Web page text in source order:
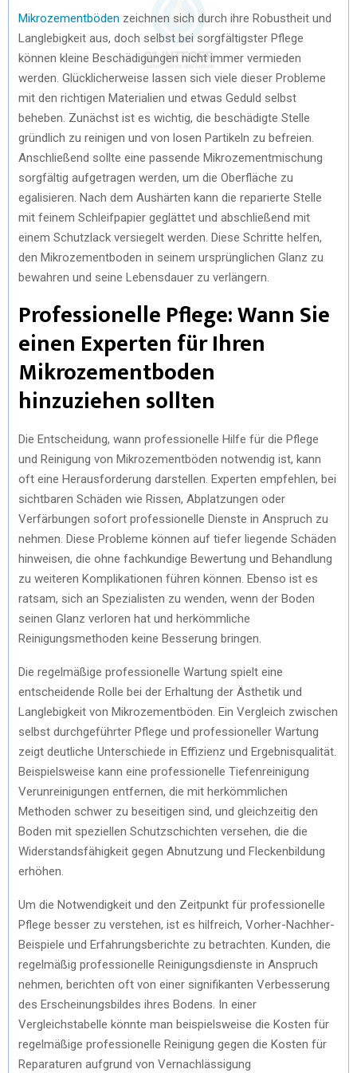
Mikrozementböden zeichnen sich durch ihre Robustheit und
Langlebigkeit aus, doch selbst bei sorgfältigster Pflege
können kleine Beschädigungen nicht immer vermieden
werden. Glücklicherweise lassen sich viele dieser Probleme
mit den richtigen Materialien und etwas Geduld selbst
beheben. Zunächst ist es wichtig, die beschädigte Stelle
gründlich zu reinigen und von losen Partikeln zu befreien.
Anschließend sollte eine passende Mikrozementmischung
sorgfältig aufgetragen werden, um die Oberfläche zu
egalisieren. Nach dem Aushärten kann die reparierte Stelle
mit feinem Schleifpapier geglättet und abschließend mit
einem Schutzlack versiegelt werden. Diese Schritte helfen,
den Mikrozementboden in seinem ursprünglichen Glanz zu
bewahren und seine Lebensdauer zu verlängern.
Professionelle Pflege: Wann Sie
einen Experten für Ihren
Mikrozementboden
hinzuziehen sollten
Die Entscheidung, wann professionelle Hilfe für die Pflege
und Reinigung von Mikrozementböden notwendig ist, kann
oft eine Herausforderung darstellen. Experten empfehlen, bei
sichtbaren Schäden wie Rissen, Abplatzungen oder
Verfärbungen sofort professionelle Dienste in Anspruch zu
nehmen. Diese Probleme können auf tiefer liegende Schäden
hinweisen, die ohne fachkundige Bewertung und Behandlung
zu weiteren Komplikationen führen können. Ebenso ist es
ratsam, sich an Spezialisten zu wenden, wenn der Boden
seinen Glanz verloren hat und herkömmliche
Reinigungsmethoden keine Besserung bringen.
Die regelmäßige professionelle Wartung spielt eine
entscheidende Rolle bei der Erhaltung der Ästhetik und
Langlebigkeit von Mikrozementböden. Ein Vergleich zwischen
selbst durchgeführter Pflege und professioneller Wartung
zeigt deutliche Unterschiede in Effizienz und Ergebnisqualität.
Beispielsweise kann eine professionelle Tiefenreinigung
Verunreinigungen entfernen, die mit herkömmlichen
Methoden schwer zu beseitigen sind, und gleichzeitig den
Boden mit speziellen Schutzschichten versehen, die die
Widerstandsfähigkeit gegen Abnutzung und Fleckenbildung
erhöhen.
Um die Notwendigkeit und den Zeitpunkt für professionelle
Pflege besser zu verstehen, ist es hilfreich, Vorher-Nachher-
Beispiele und Erfahrungsberichte zu betrachten. Kunden, die
regelmäßig professionelle Reinigungsdienste in Anspruch
nehmen, berichten oft von einer signifikanten Verbesserung
des Erscheinungsbildes ihres Bodens. In einer
Vergleichstabelle könnte man beispielsweise die Kosten für
regelmäßige professionelle Reinigung gegen die Kosten für
Reparaturen aufgrund von Vernachlässigung